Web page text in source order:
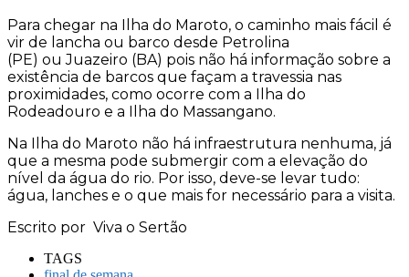
Para chegar na Ilha do Maroto, o caminho mais fácil é
vir de lancha ou barco desde Petrolina
(PE) ou Juazeiro (BA) pois não há informação sobre a
existência de barcos que façam a travessia nas
proximidades, como ocorre com a Ilha do
Rodeadouro e a Ilha do Massangano.
Na Ilha do Maroto não há infraestrutura nenhuma, já
que a mesma pode submergir com a elevação do
nível da água do rio. Por isso, deve-se levar tudo:
água, lanches e o que mais for necessário para a visita.
Escrito por Viva o Sertão
TAGS